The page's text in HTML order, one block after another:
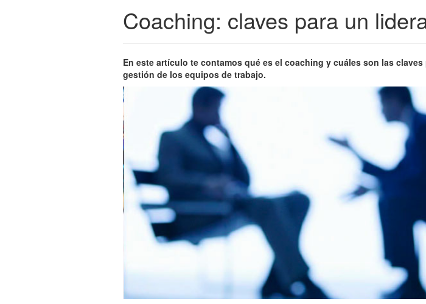
Coaching: claves para un
En este artículo te contamos qué es el coaching y cuáles son las
gestión de los equipos de trabajo.